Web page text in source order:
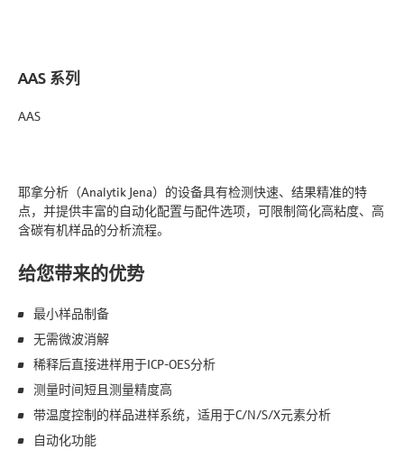
AAS 系列
AAS
耶拿分析（Analytik Jena）的设备具有检测快速、结果精准的特
点，并提供丰富的自动化配置与配件选项，可限制简化高粘度、高
含碳有机样品的分析流程。
给您带来的优势
最小样品制备
无需微波消解
稀释后直接进样用于ICP-OES分析
测量时间短且测量精度高
带温度控制的样品进样系统，适用于C/N/S/X元素分析
自动化功能